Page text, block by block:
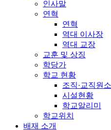
인사말
연혁
연혁
역대 이사장
역대 교장
교훈 및 상징
학당가
학교 현황
조직·교직원
시설현황
학교알리미
학교위치
배재 소개